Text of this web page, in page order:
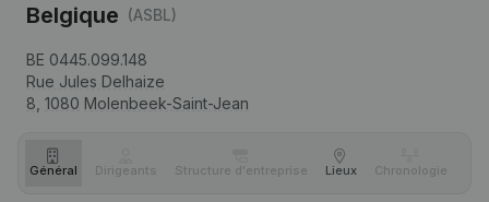
Belgique (ASBL)
BE 0445.099.148
Rue Jules Delhaize
8, 1080 Molenbeek-Saint-Jean
Général Dirigeants Structure d'entreprise Lieux Chronologie